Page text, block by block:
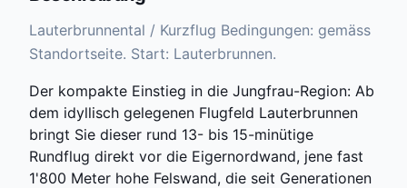
Lauterbrunnental / Kurzflug Bedingungen: gemäss
Standortseite. Start: Lauterbrunnen.
Der kompakte Einstieg in die Jungfrau-Region: Ab
dem idyllisch gelegenen Flugfeld Lauterbrunnen
bringt Sie dieser rund 13- bis 15-minütige
Rundflug direkt vor die Eigernordwand, jene fast
1'800 Meter hohe Felswand, die seit Generationen